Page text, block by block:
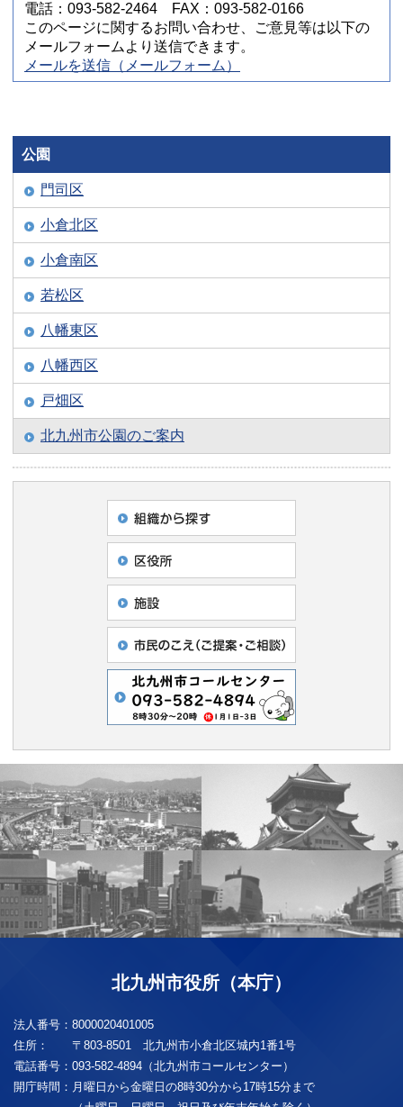
電話：093-582-2464 FAX：093-582-0166
このページに関するお問い合わせ、ご意見等は以下の
メールフォームより送信できます。
メールを送信（メールフォーム）
公園
門司区
小倉北区
小倉南区
若松区
八幡東区
八幡西区
戸畑区
北九州市公園のご案内
北九州市役所（本庁）
法人番号： 8000020401005
住所：
〒803-8501 北九州市小倉北区城内1番1号
電話番号： 093-582-4894（北九州市コールセンター）
開庁時間： 月曜日から金曜日の8時30分から17時15分まで